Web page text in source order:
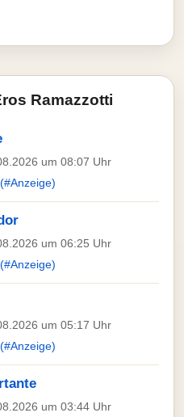
Ramazzotti
um 08:07 Uhr
um 06:25 Uhr
um 05:17 Uhr
um 03:44 Uhr